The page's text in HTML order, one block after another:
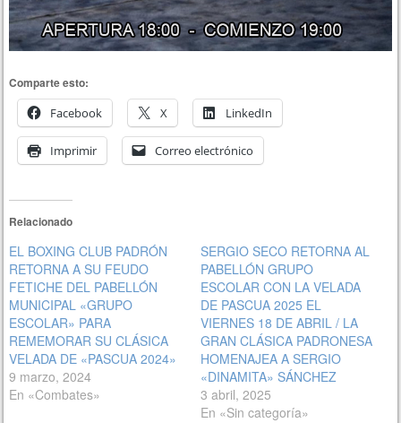
Comparte esto:
Facebook
X LinkedIn
Imprimir Correo electrónico
Relacionado
EL BOXING CLUB PADRÓN
RETORNA A SU FEUDO
FETICHE DEL PABELLÓN
MUNICIPAL «GRUPO
ESCOLAR» PARA
REMEMORAR SU CLÁSICA
VELADA DE «PASCUA 2024»
9 marzo, 2024
En «Combates»
SERGIO SECO RETORNA AL
PABELLÓN GRUPO
ESCOLAR CON LA VELADA
DE PASCUA 2025 EL
VIERNES 18 DE ABRIL / LA
GRAN CLÁSICA PADRONESA
HOMENAJEA A SERGIO
«DINAMITA» SÁNCHEZ
3 abril, 2025
En «Sin categoría»